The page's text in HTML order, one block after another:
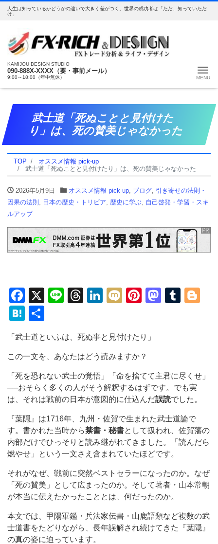
人生は知っているかどうかの違いで大きく差がつく。世界の成功者は「ただ、知っていただ
け」
KAMIJOU DESIGN STUDIO
090-888X-XXXX（要・事前メール）
9:00～18:00（年中無休）
武士道「死ぬことと見付けた
り」は、死の賛美じゃなかった
TOP
オススメ情報 pick-up
武士道「死ぬことと見付けたり」は、死の賛美じゃなかった
2026年5月9日 オススメ情報 pick-up, ブログ, 引き寄せの法則・
因果の法則 , 日本の歴史・トリビア, 歴史に学ぶ, 自己啓発・学習・スキ
ルアップ
Facebook
X LineThreads
LinkedIn
MixiPinterest
Hatena
「武士道といふは、死ぬ事と見付けたり」
この一文を、あなたはどう読みますか？
「死を恐れない武士の覚悟」「命を捨てて主君に尽くせ」
──おそらく多くの人がそう解釈するはずです。でも実
は、それは戦前の日本が意図的に仕込んだ誤読でした。
『葉隠』は1716年、九州・佐賀で生まれた武士道論で
す。書かれた当時から禁書・秘書として扱われ、佐賀藩の
内部だけでひっそりと読み継がれてきました。「読んだら
燃やせ」という一文さえ含まれていたほどです。
それがなぜ、戦前に突然ベストセラーになったのか。なぜ
「死の賛美」として広まったのか。そして著者・山本常朝
が本当に伝えたかったこととは、何だったのか。
本文では、甲陽軍鑑・兵法家伝書・山鹿語類など複数の武
士道書をたどりながら、長年誤解され続けてきた『葉隠』
の真の姿に迫っています。